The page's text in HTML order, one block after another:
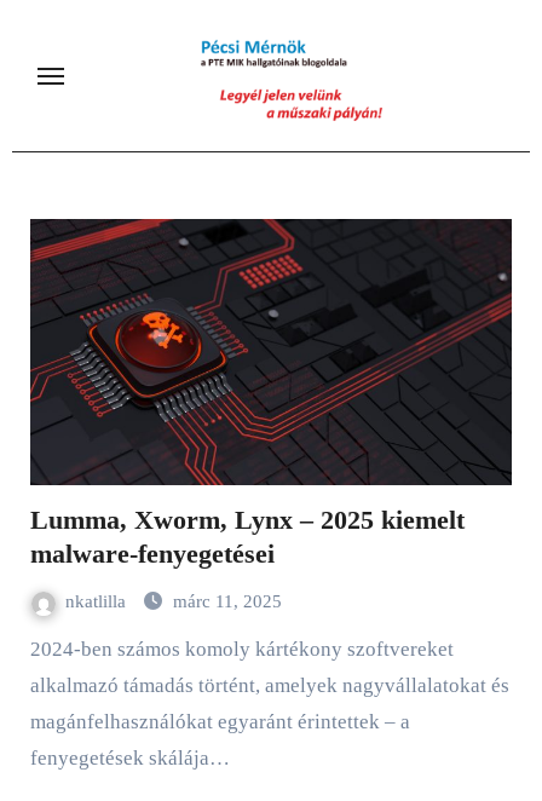
content
Lumma, Xworm, Lynx – 2025 kiemelt
malware-fenyegetései
nkatlilla márc 11, 2025
2024-ben számos komoly kártékony szoftvereket
alkalmazó támadás történt, amelyek nagyvállalatokat és
magánfelhasználókat egyaránt érintettek – a
fenyegetések skálája…